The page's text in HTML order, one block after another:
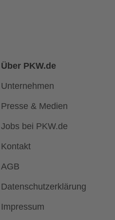
Über PKW.de
Unternehmen
Presse & Medien
Jobs bei PKW.de
Kontakt
AGB
Datenschutzerklärung
Impressum